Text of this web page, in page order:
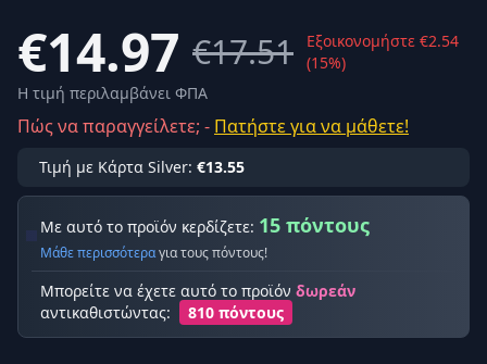
€14.97 €17.51
Εξοικονομήστε €2.54
(15%)
Η τιμή περιλαμβάνει ΦΠΑ
Πώς να παραγγείλετε; - Πατήστε για να μάθετε!
Τιμή με Κάρτα Silver: €13.55
Με αυτό το προϊόν κερδίζετε: 15 πόντους
Μάθε περισσότεραγια τους πόντους!
Μπορείτε να έχετε αυτό το προϊόν δωρεάν
αντικαθιστώντας:
810 πόντους